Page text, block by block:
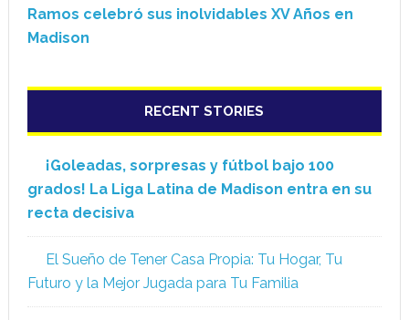
Ramos celebró sus inolvidables XV Años en
Madison
RECENT STORIES
¡Goleadas, sorpresas y fútbol bajo 100
grados! La Liga Latina de Madison entra en su
recta decisiva
El Sueño de Tener Casa Propia: Tu Hogar, Tu
Futuro y la Mejor Jugada para Tu Familia